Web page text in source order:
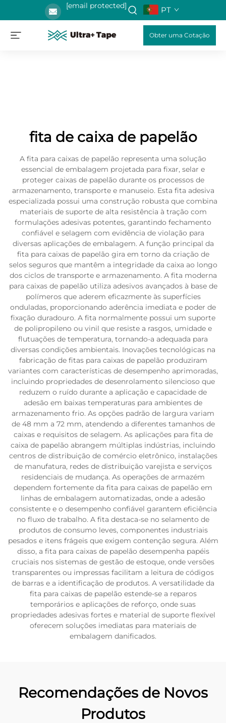
[email protected] PT
Obter uma Cotação
fita de caixa de papelão
A fita para caixas de papelão representa uma solução
essencial de embalagem projetada para fixar, selar e
proteger caixas de papelão durante os processos de
armazenamento, transporte e manuseio. Esta fita adesiva
especializada possui uma construção robusta que combina
materiais de suporte de alta resistência à tração com
formulações adesivas potentes, garantindo fechamento
confiável e selagem com evidência de violação para
diversas aplicações de embalagem. A função principal da
fita para caixas de papelão gira em torno da criação de
selos seguros que mantêm a integridade da caixa ao longo
dos ciclos de transporte e armazenamento. A fita moderna
para caixas de papelão utiliza adesivos avançados à base de
polímeros que aderem eficazmente às superfícies
onduladas, proporcionando aderência imediata e poder de
fixação duradouro. A fita normalmente possui um suporte
de polipropileno ou vinil que resiste a rasgos, umidade e
flutuações de temperatura, tornando-a adequada para
diversas condições ambientais. Inovações tecnológicas na
fabricação de fitas para caixas de papelão produziram
variantes com características de desempenho aprimoradas,
incluindo propriedades de desenrolamento silencioso que
reduzem o ruído durante a aplicação e capacidade de
adesão em baixas temperaturas para ambientes de
armazenamento frio. As opções padrão de largura variam
de 48 mm a 72 mm, atendendo a diferentes tamanhos de
caixas e requisitos de selagem. As aplicações para fita de
caixa de papelão abrangem múltiplas indústrias, incluindo
centros de distribuição de comércio eletrônico, instalações
de manufatura, redes de distribuição varejista e serviços
residenciais de mudança. As operações de armazém
dependem fortemente da fita para caixas de papelão em
linhas de embalagem automatizadas, onde a adesão
consistente e o desempenho confiável garantem eficiência
no fluxo de trabalho. A fita destaca-se no selamento de
produtos de consumo leves, componentes industriais
pesados e itens frágeis que exigem contenção segura. Além
disso, a fita para caixas de papelão desempenha papéis
cruciais nos sistemas de gestão de estoque, onde versões
transparentes ou impressas facilitam a leitura de códigos
de barras e a identificação de produtos. A versatilidade da
fita para caixas de papelão estende-se a reparos
temporários e aplicações de reforço, onde suas
propriedades adesivas fortes e material de suporte flexível
oferecem soluções imediatas para materiais de
embalagem danificados.
Recomendações de Novos
Produtos